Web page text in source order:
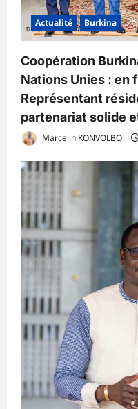
Actualité Burkina
Coopération
Nations Unies : en
Représentant
partenariat solide
Marcelin KONVOLBO